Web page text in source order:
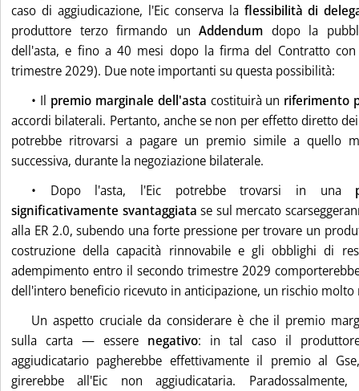
caso di aggiudicazione, l'Eic conserva la flessibilità di
produttore terzo firmando unAddendum dopo la
dell'asta, e fino a 40 mesi dopo la firma del Contratto con
trimestre 2029). Due note importanti su questa possibilità:
• Il premio marginale dell'asta costituirà un riferimento
accordi bilaterali. Pertanto, anche se non per effetto diretto
potrebbe ritrovarsi a pagare un premio simile a quello
successiva, durante la negoziazione bilaterale.
• Dopo l'asta, l'Eic potrebbe trovarsi in una
significativamente svantaggiata se sul mercato
alla ER 2.0, subendo una forte pressione per trovare un
costruzione della capacità rinnovabile e gli obblighi di
adempimento entro il secondo trimestre 2029
dell'intero beneficio ricevuto in anticipazione, un rischio molto
Un aspetto cruciale da considerare è che il premio
sulla carta — essere negativo: in tal caso il
aggiudicatario pagherebbe effettivamente il premio al
girerebbe all'Eic non aggiudicataria.